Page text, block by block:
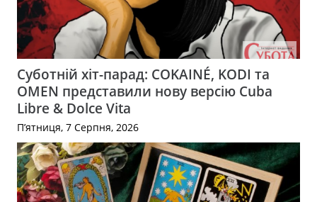
Суботній хіт-парад: COKAINÉ, KODI та
OMEN представили нову версію Cuba
Libre & Dolce Vita
П’ятниця, 7 Серпня, 2026